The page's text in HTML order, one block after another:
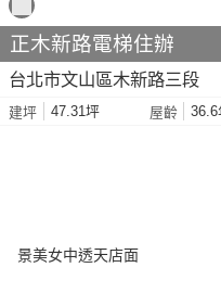
正木新路電梯住辦
台北市文山區木新路三段
建坪 47.31坪 屋齡 36.6